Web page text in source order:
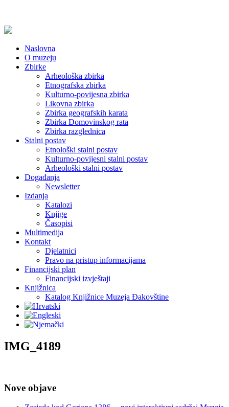
Naslovna
O muzeju
Zbirke
Arheološka zbirka
Etnografska zbirka
Kulturno-povijesna zbirka
Likovna zbirka
Zbirka geografskih karata
Zbirka Domovinskog rata
Zbirka razglednica
Stalni postav
Etnološki stalni postav
Kulturno-povijesni stalni postav
Arheološki stalni postav
Događanja
Newsletter
Izdanja
Katalozi
Knjige
Časopisi
Multimedija
Kontakt
Djelatnici
Pravo na pristup informacijama
Financijski plan
Financijski izvještaji
Knjižnica
Katalog Knjižnice Muzeja Đakovštine
IMG_4189
Nove objave